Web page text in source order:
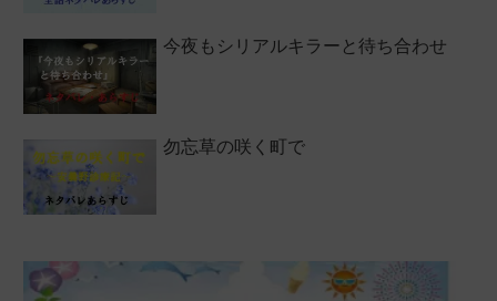
今夜もシリアルキラーと待ち合わせ
勿忘草の咲く町で